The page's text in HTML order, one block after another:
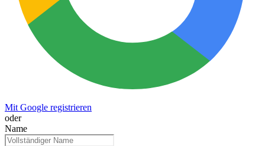
Mit Google registrieren
oder
Name